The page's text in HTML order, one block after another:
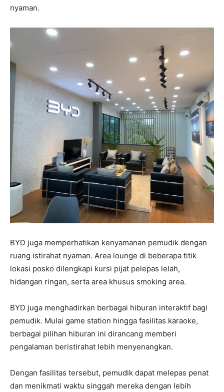
nyaman.
BYD juga memperhatikan kenyamanan pemudik dengan
ruang istirahat nyaman. Area lounge di beberapa titik
lokasi posko dilengkapi kursi pijat pelepas lelah,
hidangan ringan, serta area khusus smoking area.
BYD juga menghadirkan berbagai hiburan interaktif bagi
pemudik. Mulai game station hingga fasilitas karaoke,
berbagai pilihan hiburan ini dirancang memberi
pengalaman beristirahat lebih menyenangkan.
Dengan fasilitas tersebut, pemudik dapat melepas penat
dan menikmati waktu singgah mereka dengan lebih